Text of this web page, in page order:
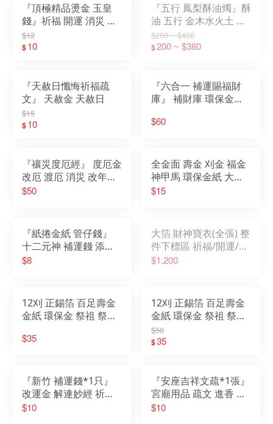
『頂極精品燙金 玉皇
錢』祈福 開運 消災 招
財 補庫 還債 天赦日 赦
罪 天赦金 三官 玉帝
$12
$10
『五行 鳳梨酥油燭』酥
油 五行 金木水火土 轉
運 磁場 開運 補庫 土地
公 初一十五
$250 ~ $450
$200 ~ $380
『天赦日懺悔祈福疏
文』 天赦金 天赦日
$15
$10
『六合一 補運賜福財
庫』 補財庫 環保金紙
錢 水錢
$60
『禳災度厄經』 度厄金
改厄 渡厄 消災 改年經
鬼谷子 消災經 改厄經
$50
全金面 壽金 刈金 福金
神甲馬 環保金紙 大箔
祈福 開運 消災 招財 補
$15
『紙捲金紙 管仔錢』
十二元神 補運錢 添壽
錢 改厄錢 地府錢 天官
$8
大箔 財神寶衣(全張) 整
件下標區 祈福/開運/消
災/招財_龍鳳金 高磅數
$1,200
12刈 正錫箔 百足壽金
金紙 環保金 祭祖 祭祀
基主 sgs
$35
12刈 正錫箔 百足壽金
金紙 環保金 祭祖 祭祀
燙金 拜拜 神明 壽金 地
基主 sgs
$50
$35
『新竹 補運錢*1只』
改運金 解連妙經 祈福
開運 消災 招財 解厄 補
$10
『安座吉祥文疏*1張』
宮廟用品 疏文 進香 繞
境 謁祖 會香 參香 進香
$10